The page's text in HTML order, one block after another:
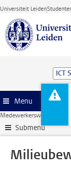
Ga direct naar de
Universiteit Leiden
ICT
Menu
Medewerkerswebsite
Submenu